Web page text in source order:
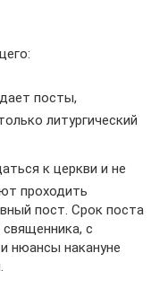
посты,
литургический
к церкви и не
проходить
пост. Срок поста
с
нюансы накануне